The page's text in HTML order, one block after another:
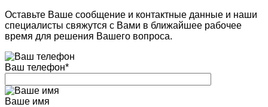
Оставьте Ваше сообщение и контактные данные и наши
специалисты свяжутся с Вами в ближайшее рабочее
время для решения Вашего вопроса.
Ваш телефон*
Ваше имя